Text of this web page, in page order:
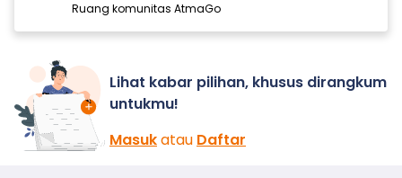
Ruang komunitas AtmaGo
Lihat kabar pilihan, khusus dirangkum
untukmu!
Masukatau Daftar